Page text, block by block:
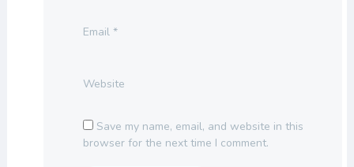
Email *
Website
Save my name, email, and website in this
browser for the next time I comment.